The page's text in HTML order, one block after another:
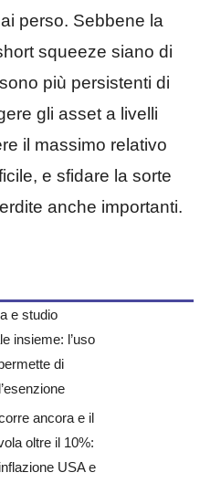
perso. Sebbene la
squeeze siano di
più persistenti di
gli asset a livelli
il massimo relativo
e sfidare la sorte
anche importanti.
e studio
insieme: l’uso
di
ancora e il
oltre il 10%:
USA e